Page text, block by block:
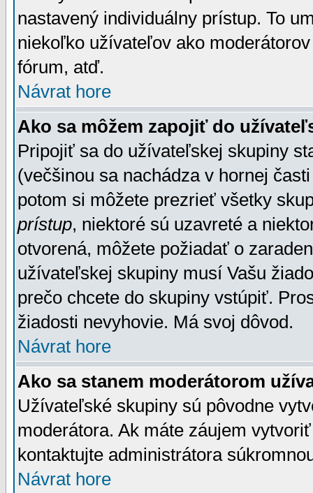
nastavený individuálny prístup. To
niekoľko užívateľov ako
fórum, atď.
Návrat hore
Ako sa môžem zapojiť do
Pripojiť sa do užívateľskej skupiny
(večšinou sa nachádza v hornej
potom si môžete prezrieť všetky
prístup, niektoré sú uzavreté a
otvorená, môžete požiadať o
užívateľskej skupiny musí Vašu
prečo chcete do skupiny vstúpiť.
žiadosti nevyhovie. Má svoj dôvod.
Návrat hore
Ako sa stanem moderátorom
Užívateľské skupiny sú pôvodne
moderátora. Ak máte záujem
kontaktujte administrátora
Návrat hore